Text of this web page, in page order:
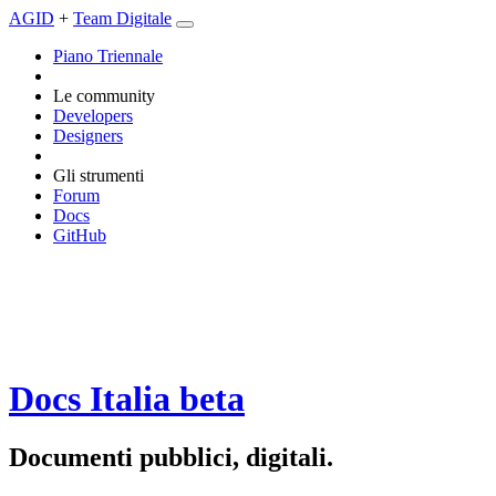
AGID + Team Digitale
Piano Triennale
Le community
Developers
Designers
Gli strumenti
Forum
Docs
GitHub
Docs Italia beta
Documenti pubblici, digitali.